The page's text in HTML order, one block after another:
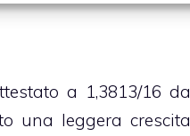
a 1,3813/16 da
una leggera crescita